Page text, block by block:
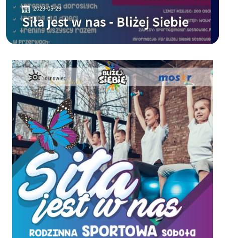
2023-05-29
Siła jest w nas - Bliżej Siebie